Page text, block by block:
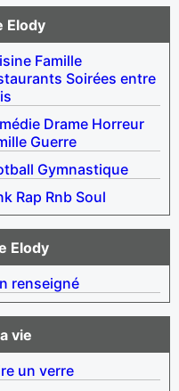
Elody
Famille
Soirées entre
Drame Horreur
Guerre
Gymnastique
Rap Rnb Soul
Elody
renseigné
vie
un verre